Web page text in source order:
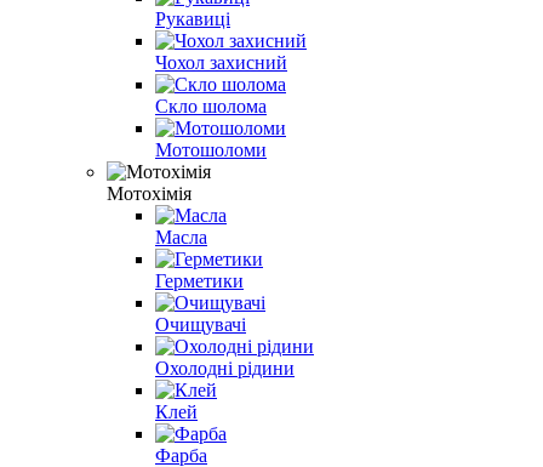
Рукавиці
Чохол захисний
Скло шолома
Мотошоломи
Мотохімія
Масла
Герметики
Очищувачі
Охолодні рідини
Клей
Фарба